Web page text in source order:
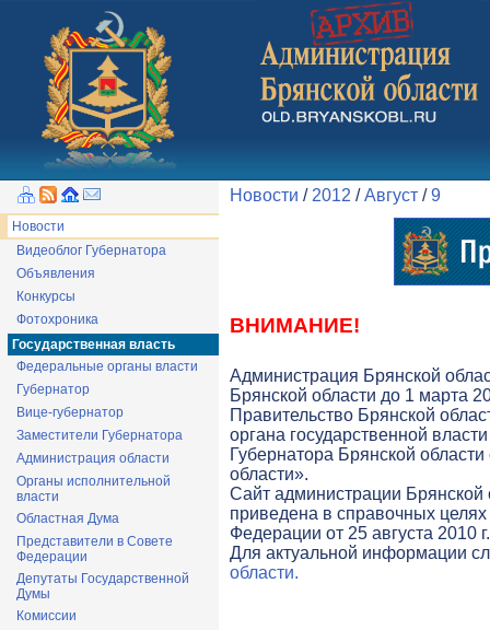
Новости
Видеоблог Губернатора
Объявления
Конкурсы
Фотохроника
Государственная власть
Федеральные органы власти
Губернатор
Вице-губернатор
Заместители Губернатора
Администрация области
Органы исполнительной
власти
Областная Дума
Представители в Совете
Федерации
Депутаты Государственной
Думы
Комиссии
Новости / 2012 /Август /9
ВНИМАНИЕ!
Администрация Брянской
Брянской области до 1 марта
Правительство Брянской
органа государственной
Губернатора Брянской
области».
Cайт администрации
приведена в справочных целях
Федерации от 25 августа 2010
Для актуальной информации
области.